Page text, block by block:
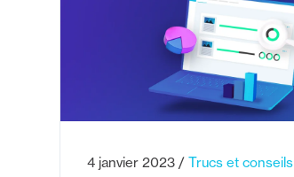
4 janvier 2023 Trucs et conseils